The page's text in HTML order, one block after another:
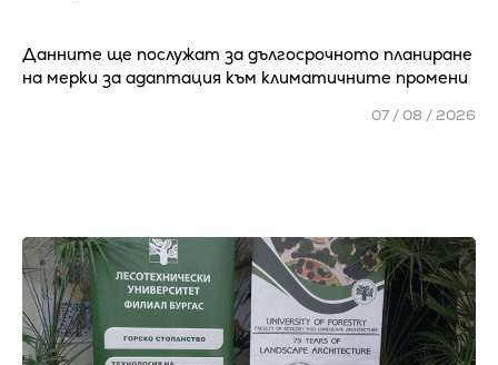
Данните ще послужат за дългосрочното планиране
на мерки за адаптация към климатичните промени
07 / 08 / 2026